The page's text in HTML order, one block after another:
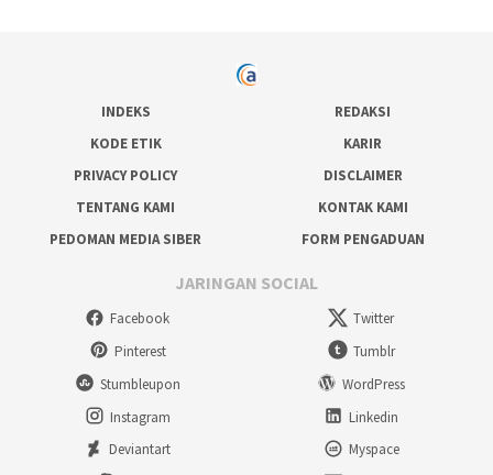
INDEKS
REDAKSI
KODE ETIK
KARIR
PRIVACY POLICY
DISCLAIMER
TENTANG KAMI
KONTAK KAMI
PEDOMAN MEDIA SIBER
FORM PENGADUAN
JARINGAN SOCIAL
Facebook
Twitter
Pinterest
Tumblr
Stumbleupon
WordPress
Instagram
Linkedin
Deviantart
Myspace